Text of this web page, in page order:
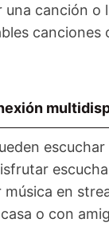
canción
en
o con